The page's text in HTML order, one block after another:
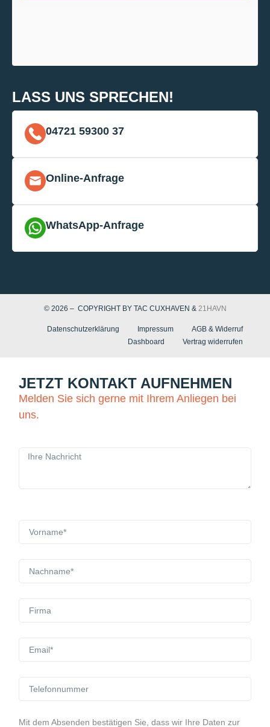
LASS UNS SPRECHEN!
04721 59300 37
Online-Anfrage
WhatsApp-Anfrage
© 2026 – COPYRIGHT BY TAC CUXHAVEN & 21HAVN
Datenschutzerklärung Impressum
AGB & Widerruf
Dashboard
Vertrag widerrufen
JETZT KONTAKT AUFNEHMEN
Melden Sie sich gerne mit Ihrem Anliegen bei
uns.
Mit dem Absenden bestätigen Sie, dass wir Ihre Daten zur